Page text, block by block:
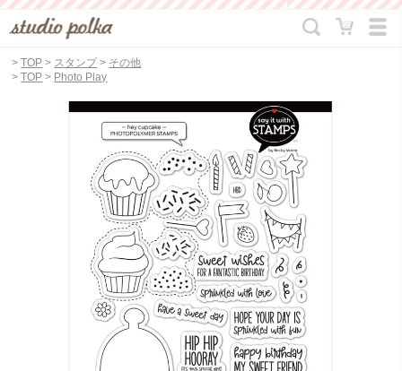
>TOP > スタンプ > その他
>TOP > Photo Play